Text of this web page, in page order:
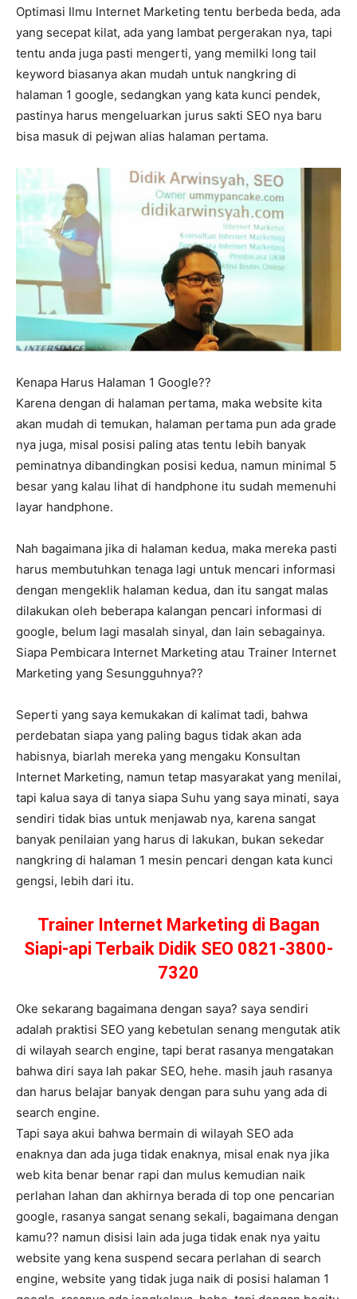
Optimasi Ilmu Internet Marketing tentu berbeda beda, ada
yang secepat kilat, ada yang lambat pergerakan nya, tapi
tentu anda juga pasti mengerti, yang memilki long tail
keyword biasanya akan mudah untuk nangkring di
halaman 1 google, sedangkan yang kata kunci pendek,
pastinya harus mengeluarkan jurus sakti SEO nya baru
bisa masuk di pejwan alias halaman pertama.
Kenapa Harus Halaman 1 Google??
Karena dengan di halaman pertama, maka website kita
akan mudah di temukan, halaman pertama pun ada grade
nya juga, misal posisi paling atas tentu lebih banyak
peminatnya dibandingkan posisi kedua, namun minimal 5
besar yang kalau lihat di handphone itu sudah memenuhi
layar handphone.
Nah bagaimana jika di halaman kedua, maka mereka pasti
harus membutuhkan tenaga lagi untuk mencari informasi
dengan mengeklik halaman kedua, dan itu sangat malas
dilakukan oleh beberapa kalangan pencari informasi di
google, belum lagi masalah sinyal, dan lain sebagainya.
Siapa Pembicara Internet Marketing atau Trainer Internet
Marketing yang Sesungguhnya??
Seperti yang saya kemukakan di kalimat tadi, bahwa
perdebatan siapa yang paling bagus tidak akan ada
habisnya, biarlah mereka yang mengaku Konsultan
Internet Marketing, namun tetap masyarakat yang menilai,
tapi kalua saya di tanya siapa Suhu yang saya minati, saya
sendiri tidak bias untuk menjawab nya, karena sangat
banyak penilaian yang harus di lakukan, bukan sekedar
nangkring di halaman 1 mesin pencari dengan kata kunci
gengsi, lebih dari itu.
Trainer Internet Marketing di Bagan
Siapi-api Terbaik Didik SEO 0821-3800-
7320
Oke sekarang bagaimana dengan saya? saya sendiri
adalah praktisi SEO yang kebetulan senang mengutak atik
di wilayah search engine, tapi berat rasanya mengatakan
bahwa diri saya lah pakar SEO, hehe. masih jauh rasanya
dan harus belajar banyak dengan para suhu yang ada di
search engine.
Tapi saya akui bahwa bermain di wilayah SEO ada
enaknya dan ada juga tidak enaknya, misal enak nya jika
web kita benar benar rapi dan mulus kemudian naik
perlahan lahan dan akhirnya berada di top one pencarian
google, rasanya sangat senang sekali, bagaimana dengan
kamu?? namun disisi lain ada juga tidak enak nya yaitu
website yang kena suspend secara perlahan di search
engine, website yang tidak juga naik di posisi halaman 1